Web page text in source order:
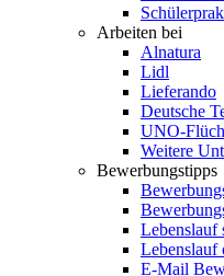
Arbeiten bei
Alnatura
Lidl
Lieferando
Deutsche
UNO-
Weitere
Bewerbungstipps
Lebenslauf
Lebenslauf
E-Mail